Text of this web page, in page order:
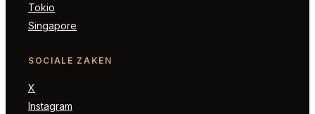
Tokio
Singapore
SOCIALE ZAKEN
X
Instagram